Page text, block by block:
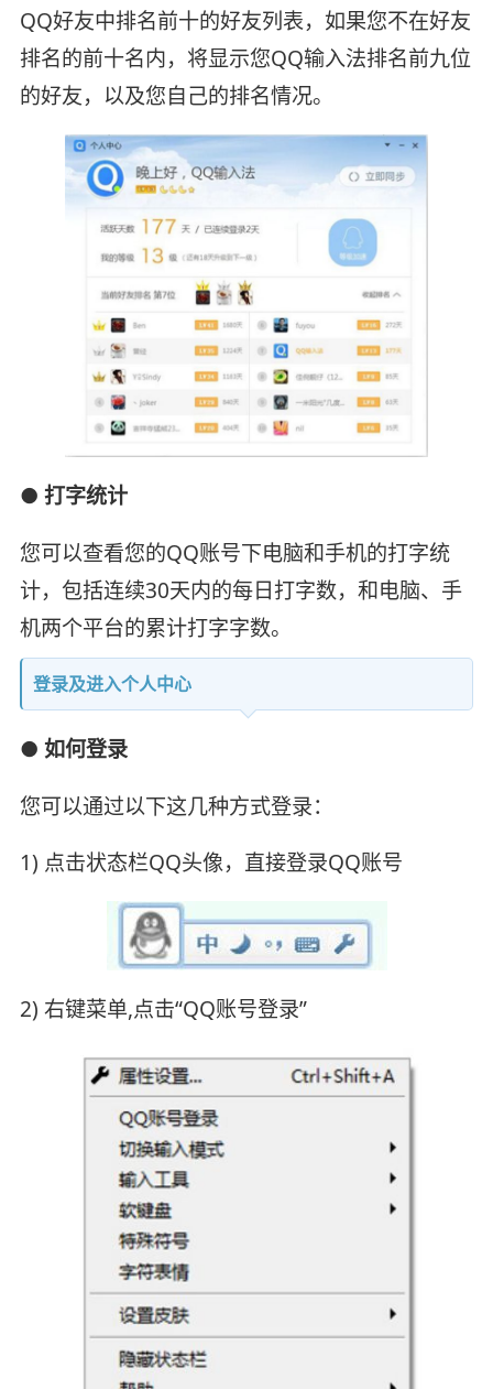
QQ好友中排名前十的好友列表，如果您不在好友
排名的前十名内，将显示您QQ输入法排名前九位
的好友，以及您自己的排名情况。
● 打字统计
您可以查看您的QQ账号下电脑和手机的打字统
计，包括连续30天内的每日打字数，和电脑、手
机两个平台的累计打字字数。
登录及进入个人中心
● 如何登录
您可以通过以下这几种方式登录：
1) 点击状态栏QQ头像，直接登录QQ账号
2) 右键菜单,点击“QQ账号登录”